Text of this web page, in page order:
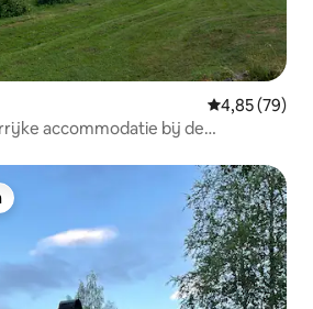
Gemiddelde
4,85 (79)
accommodatie bij de